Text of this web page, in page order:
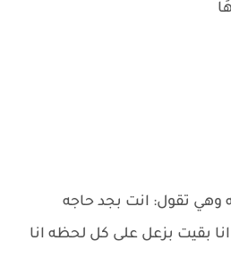
وهي تقول: انت بجد حاجه
بقيت بزعل على كل لحظه انا